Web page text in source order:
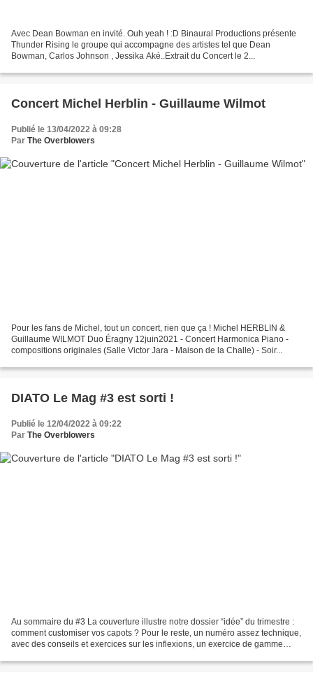
Avec Dean Bowman en invité. Ouh yeah ! :D Binaural Productions présente
Thunder Rising le groupe qui accompagne des artistes tel que Dean
Bowman, Carlos Johnson , Jessika Aké..Extrait du Concert le 2...
Concert Michel Herblin - Guillaume Wilmot
Publié le 13/04/2022 à 09:28
Par The Overblowers
Pour les fans de Michel, tout un concert, rien que ça ! Michel HERBLIN &
Guillaume WILMOT Duo Éragny 12juin2021 - Concert Harmonica Piano -
compositions originales (Salle Victor Jara - Maison de la Challe) - Soir...
DIATO Le Mag #3 est sorti !
Publié le 12/04/2022 à 09:22
Par The Overblowers
Au sommaire du #3 La couverture illustre notre dossier “idée” du trimestre :
comment customiser vos capots ? Pour le reste, un numéro assez technique,
avec des conseils et exercices sur les inflexions, un exercice de gamme